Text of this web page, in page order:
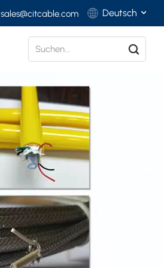
sales@citcable.com Deutsch
Deutsch
Italiano
Español